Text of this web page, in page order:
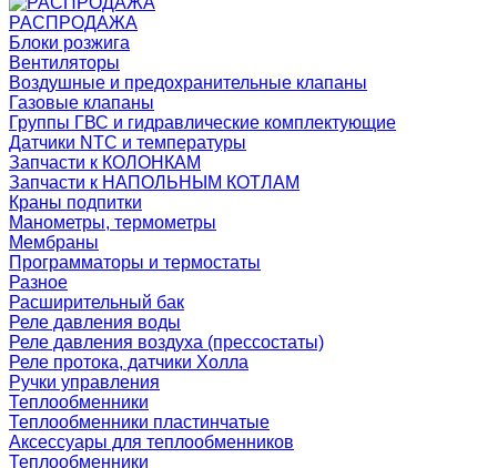
РАСПРОДАЖА
Блоки розжига
Вентиляторы
Воздушные и предохранительные клапаны
Газовые клапаны
Группы ГВС и гидравлические комплектующие
Датчики NTC и температуры
Запчасти к КОЛОНКАМ
Запчасти к НАПОЛЬНЫМ КОТЛАМ
Краны подпитки
Манометры, термометры
Мембраны
Программаторы и термостаты
Разное
Расширительный бак
Реле давления воды
Реле давления воздуха (прессостаты)
Реле протока, датчики Холла
Ручки управления
Теплообменники
Теплообменники пластинчатые
Аксессуары для теплообменников
Теплообменники